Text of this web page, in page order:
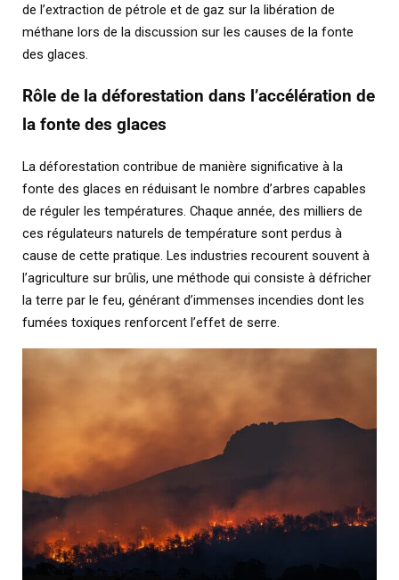
de l’extraction de pétrole et de gaz sur la libération de
méthane lors de la discussion sur les causes de la fonte
des glaces.
Rôle de la déforestation dans l’accélération de
la fonte des glaces
La déforestation contribue de manière significative à la
fonte des glaces en réduisant le nombre d’arbres capables
de réguler les températures. Chaque année, des milliers de
ces régulateurs naturels de température sont perdus à
cause de cette pratique. Les industries recourent souvent à
l’agriculture sur brûlis, une méthode qui consiste à défricher
la terre par le feu, générant d’immenses incendies dont les
fumées toxiques renforcent l’effet de serre.